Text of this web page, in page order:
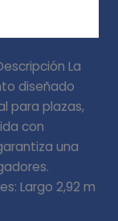
La
diseñado
para plazas,
con
una
Largo 2,92 m